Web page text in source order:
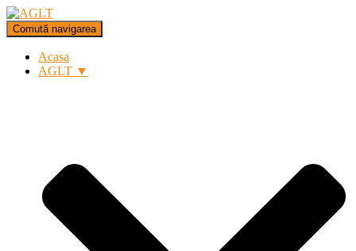
Comută navigarea
Acasa
AGLT ▼